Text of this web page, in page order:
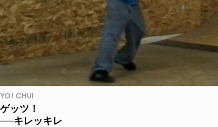
YO! CHUI
ゲッツ！
──キレッキレ